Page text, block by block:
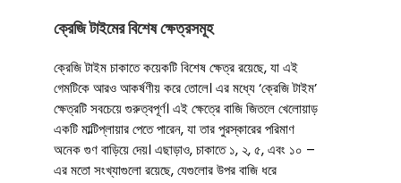
ক্রেজি টাইমের বিশেষ ক্ষেত্রসমূহ
ক্রেজি টাইম চাকাতে কয়েকটি বিশেষ ক্ষেত্র রয়েছে, যা এই
গেমটিকে আরও আকর্ষণীয় করে তোলে। এর মধ্যে ‘ক্রেজি টাইম’
ক্ষেত্রটি সবচেয়ে গুরুত্বপূর্ণ। এই ক্ষেত্রে বাজি জিতলে খেলোয়াড়
একটি মাল্টিপ্লায়ার পেতে পারেন, যা তার পুরস্কারের পরিমাণ
অনেক গুণ বাড়িয়ে দেয়। এছাড়াও, চাকাতে ১, ২, ৫, এবং ১০ –
এর মতো সংখ্যাগুলো রয়েছে, যেগুলোর উপর বাজি ধরে